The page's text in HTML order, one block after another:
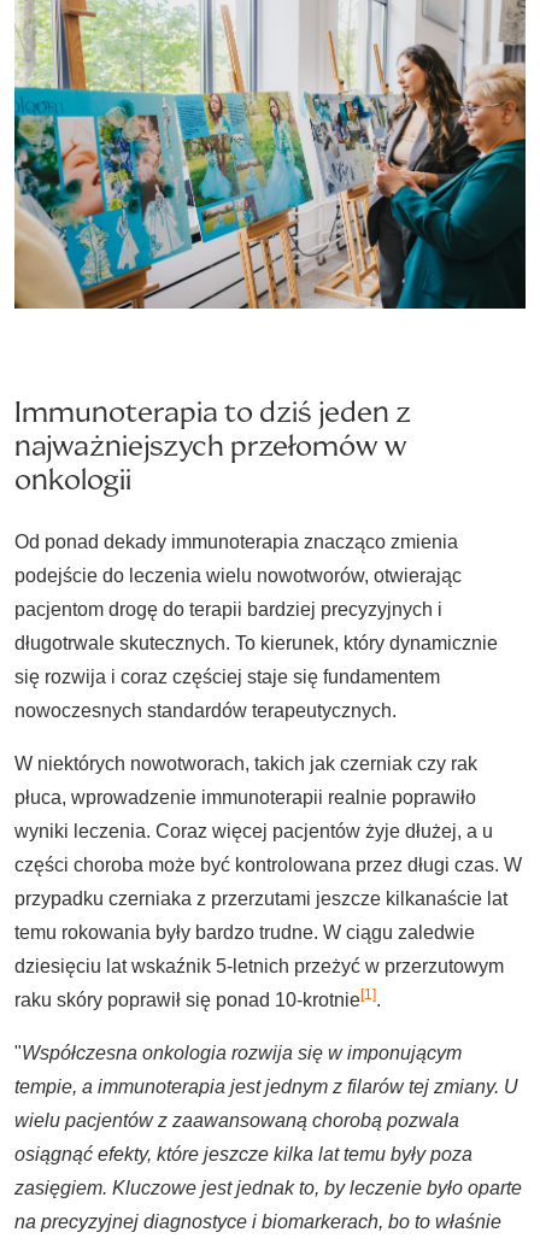
Immunoterapia to dziś jeden z
najważniejszych przełomów w
onkologii
Od ponad dekady immunoterapia znacząco zmienia
podejście do leczenia wielu nowotworów, otwierając
pacjentom drogę do terapii bardziej precyzyjnych i
długotrwale skutecznych. To kierunek, który dynamicznie
się rozwija i coraz częściej staje się fundamentem
nowoczesnych standardów terapeutycznych.
W niektórych nowotworach, takich jak czerniak czy rak
płuca, wprowadzenie immunoterapii realnie poprawiło
wyniki leczenia. Coraz więcej pacjentów żyje dłużej, a u
części choroba może być kontrolowana przez długi czas. W
przypadku czerniaka z przerzutami jeszcze kilkanaście lat
temu rokowania były bardzo trudne. W ciągu zaledwie
dziesięciu lat wskaźnik 5-letnich przeżyć w przerzutowym
raku skóry poprawił się ponad 10-krotnie[1].
"Współczesna onkologia rozwija się w imponującym
tempie, a immunoterapia jest jednym z filarów tej zmiany. U
wielu pacjentów z zaawansowaną chorobą pozwala
osiągnąć efekty, które jeszcze kilka lat temu były poza
zasięgiem. Kluczowe jest jednak to, by leczenie było oparte
na precyzyjnej diagnostyce i biomarkerach, bo to właśnie